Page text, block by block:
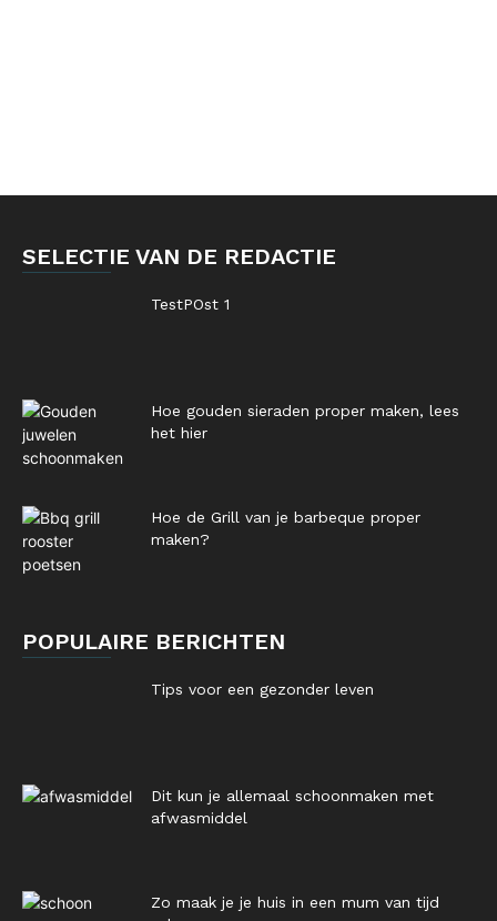
SELECTIE VAN DE REDACTIE
TestPOst 1
Hoe gouden sieraden proper maken, lees
het hier
Hoe de Grill van je barbeque proper
maken?
POPULAIRE BERICHTEN
Tips voor een gezonder leven
Dit kun je allemaal schoonmaken met
afwasmiddel
Zo maak je je huis in een mum van tijd